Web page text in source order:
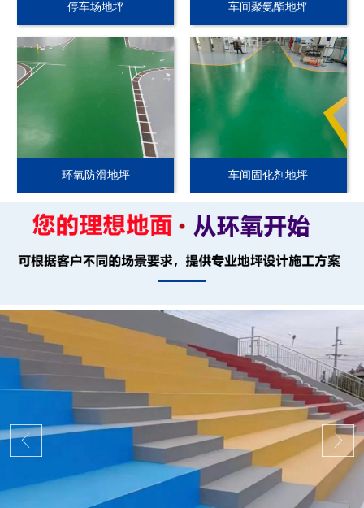
停车场地坪 车间聚氨酯地坪
环氧防滑地坪 车间固化剂地坪